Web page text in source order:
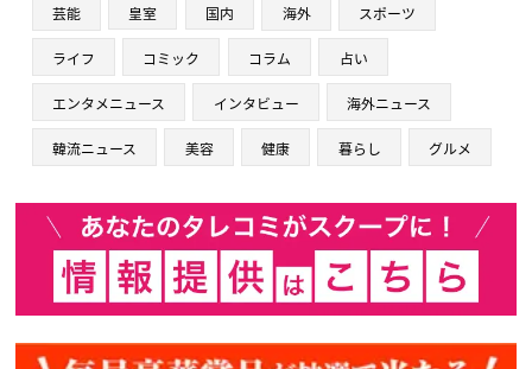
芸能 皇室 国内 海外 スポーツ
ライフ コミック コラム 占い
エンタメニュース インタビュー 海外ニュース
韓流ニュース 美容 健康 暮らし グルメ